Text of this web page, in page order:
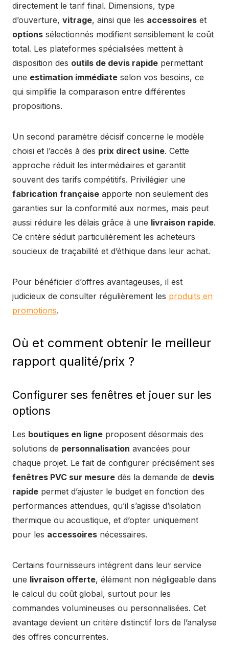
directement le tarif final. Dimensions, type
d’ouverture, vitrage, ainsi que les accessoires et
options sélectionnés modifient sensiblement le coût
total. Les plateformes spécialisées mettent à
disposition des outils de devis rapide permettant
une estimation immédiate selon vos besoins, ce
qui simplifie la comparaison entre différentes
propositions.
Un second paramètre décisif concerne le modèle
choisi et l’accès à des prix direct usine. Cette
approche réduit les intermédiaires et garantit
souvent des tarifs compétitifs. Privilégier une
fabrication française apporte non seulement des
garanties sur la conformité aux normes, mais peut
aussi réduire les délais grâce à une livraison rapide.
Ce critère séduit particulièrement les acheteurs
soucieux de traçabilité et d’éthique dans leur achat.
Pour bénéficier d’offres avantageuses, il est
judicieux de consulter régulièrement les produits en
promotions.
Où et comment obtenir le meilleur
rapport qualité/prix ?
Configurer ses fenêtres et jouer sur les
options
Les boutiques en ligne proposent désormais des
solutions de personnalisation avancées pour
chaque projet. Le fait de configurer précisément ses
fenêtres PVC sur mesure dès la demande de devis
rapide permet d’ajuster le budget en fonction des
performances attendues, qu’il s’agisse d’isolation
thermique ou acoustique, et d’opter uniquement
pour les accessoires nécessaires.
Certains fournisseurs intègrent dans leur service
une livraison offerte, élément non négligeable dans
le calcul du coût global, surtout pour les
commandes volumineuses ou personnalisées. Cet
avantage devient un critère distinctif lors de l’analyse
des offres concurrentes.